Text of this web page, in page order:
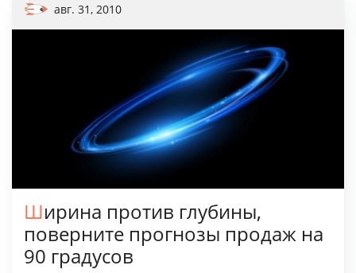
авг. 31, 2010
Ширина против глубины,
поверните прогнозы продаж на
90 градусов